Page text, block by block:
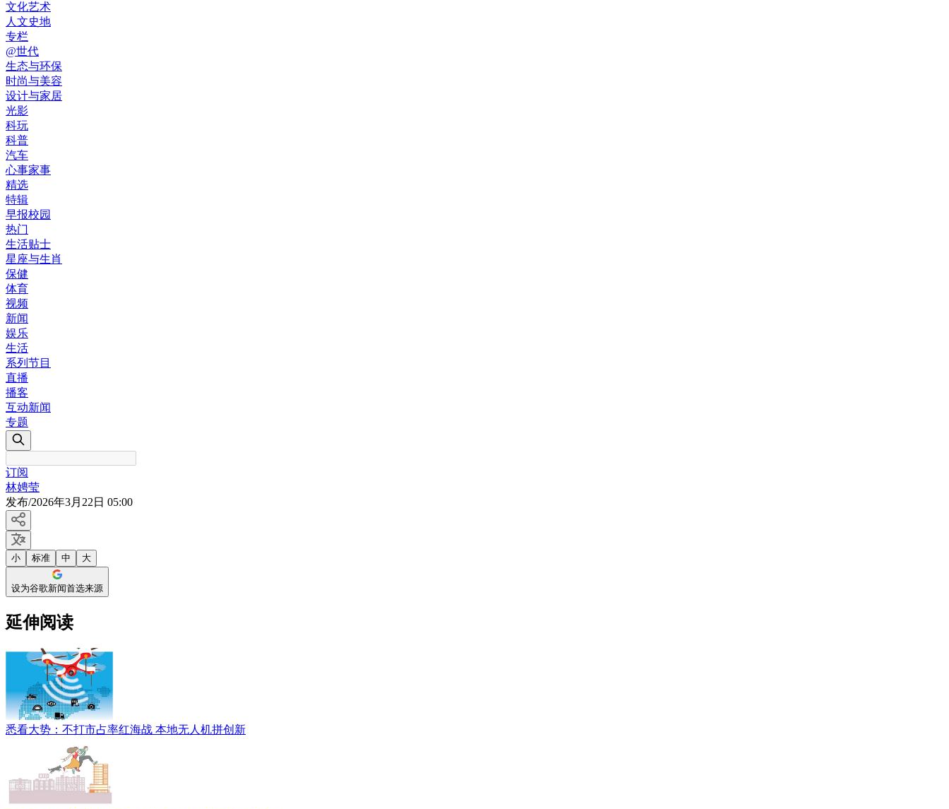
文化艺术
人文史地
专栏
@世代
生态与环保
时尚与美容
设计与家居
光影
科玩
科普
汽车
心事家事
精选
特辑
早报校园
热门
生活贴士
星座与生肖
保健
体育
视频
新闻
娱乐
生活
系列节目
直播
播客
互动新闻
专题
订阅
林娉莹
发布/2026年3月22日 05:00
小 标准 中 大
设为谷歌新闻首选来源
延伸阅读
悉看大势：不打市占率红海战 本地无人机拼创新